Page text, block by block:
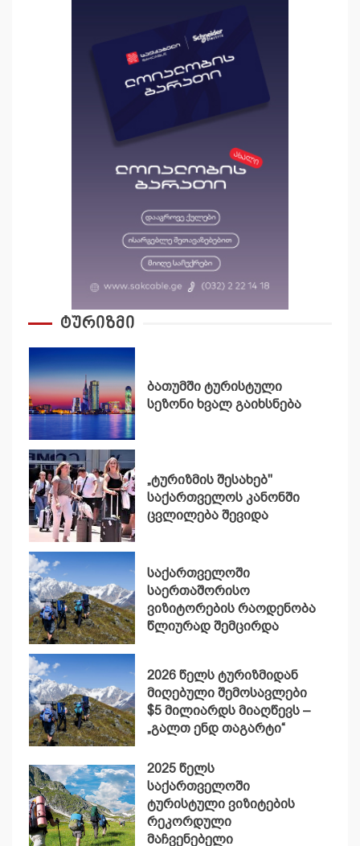
ტურიზმი
ბათუმში ტურისტული
სეზონი ხვალ გაიხსნება
„ტურიზმის შესახებ"
საქართველოს კანონში
ცვლილება შევიდა
საქართველოში
საერთაშორისო
ვიზიტორების რაოდენობა
წლიურად შემცირდა
2026 წელს ტურიზმიდან
მიღებული შემოსავლები
$5 მილიარდს მიაღწევს –
„გალთ ენდ თაგარტი“
2025 წელს
საქართველოში
ტურისტული ვიზიტების
რეკორდული
მაჩვენებელი